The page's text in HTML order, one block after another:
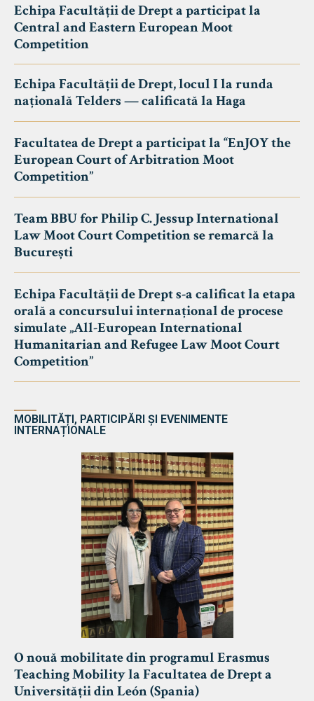
Echipa Facultății de Drept a participat la
Central and Eastern European Moot
Competition
Echipa Facultății de Drept, locul I la runda
națională Telders — calificată la Haga
Facultatea de Drept a participat la “EnJOY the
European Court of Arbitration Moot
Competition”
Team BBU for Philip C. Jessup International
Law Moot Court Competition se remarcă la
București
Echipa Facultății de Drept s-a calificat la etapa
orală a concursului internațional de procese
simulate „All-European International
Humanitarian and Refugee Law Moot Court
Competition”
MOBILITĂȚI, PARTICIPĂRI ȘI EVENIMENTE
INTERNAȚIONALE
O nouă mobilitate din programul Erasmus
Teaching Mobility la Facultatea de Drept a
Universității din León (Spania)